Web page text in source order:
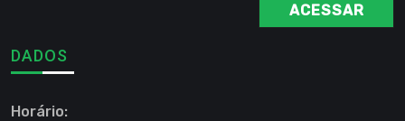
ACESSAR
DADOS
Horário: